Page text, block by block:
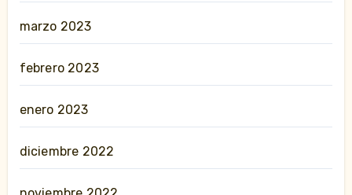
marzo 2023
febrero 2023
enero 2023
diciembre 2022